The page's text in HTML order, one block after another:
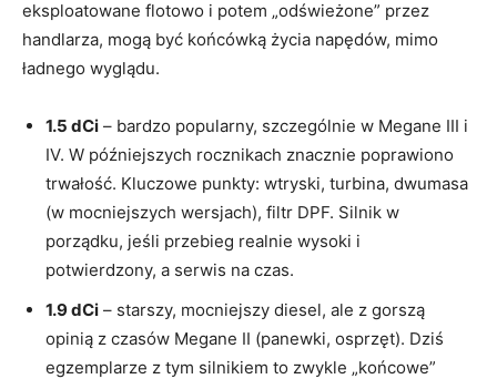
eksploatowane flotowo i potem „odświeżone” przez
handlarza, mogą być końcówką życia napędów, mimo
ładnego wyglądu.
1.5 dCi – bardzo popularny, szczególnie w Megane III i
IV. W późniejszych rocznikach znacznie poprawiono
trwałość. Kluczowe punkty: wtryski, turbina, dwumasa
(w mocniejszych wersjach), filtr DPF. Silnik w
porządku, jeśli przebieg realnie wysoki i
potwierdzony, a serwis na czas.
1.9 dCi – starszy, mocniejszy diesel, ale z gorszą
opinią z czasów Megane II (panewki, osprzęt). Dziś
egzemplarze z tym silnikiem to zwykle „końcowe”